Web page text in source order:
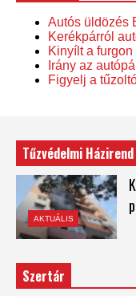
Autós üldözés
Kerékpárról
Kinyílt a furgon
Irány az
Figyelj a
Tűzvédelmi Házirend
AKTUÁLIS
Szertár